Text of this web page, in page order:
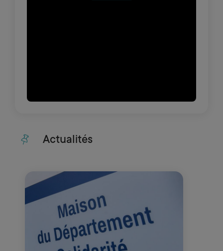
Actualités
Cliquer pour passer Actualités